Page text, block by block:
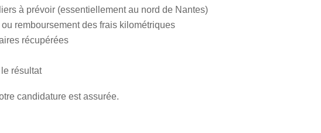
à prévoir (essentiellement au nord de Nantes)
remboursement des frais kilométriques
récupérées
résultat
candidature est assurée.